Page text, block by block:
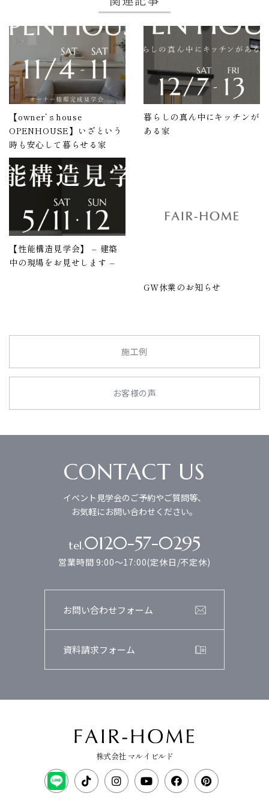
【owner‘ｓhouse
OPENHOUSE】いざという
時も安心して暮らせる家
暮らしの真ん中にキッチンが
ある家
【性能構造見学会】 – 建築
中の現場をお見せします –
GW休業のお知らせ
施工例
お客様の声
CONTACT US
イベント見学会のご予約やご質問等、
お気軽にお問い合わせください。
tel.0120-57-0295
営業時間 9:00～17:00(定休日/不定休)
お問い合わせフォーム
資料請求フォーム
株式会社 マルイビルド